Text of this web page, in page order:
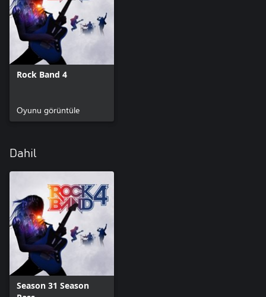
Rock Band 4
Oyunu görüntüle
Dahil
Season 31 Season